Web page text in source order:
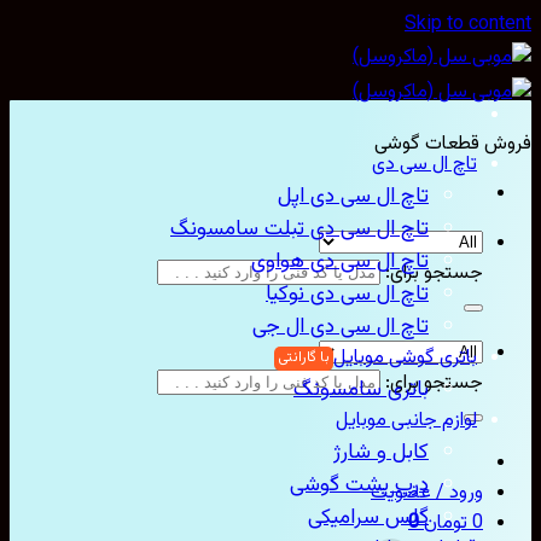
Skip to
قطعات گوشی
جستجو برای:
جستجو برای:
ورود / عضویت
تومان0
تاچ ال سی دی
تاچ ال سی دی اپل
تاچ ال سی دی تبلت سامسونگ
تاچ ال سی دی هواوی
تاچ ال سی دی نوکیا
تاچ ال سی دی ال جی
باتری گوشی موبایل
باتری سامسونگ
لوازم جانبی موبایل
کابل و شارژ
درب پشت گوشی
گلس سرامیکی